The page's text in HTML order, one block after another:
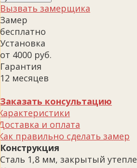
Вызвать замерщика
Замер
бесплатно
Установка
от 4000 руб.
Гарантия
12 месяцев
Заказать консультацию
и оплата
правильно сделать замер
Конструкция
Сталь 1,8 мм, закрытый